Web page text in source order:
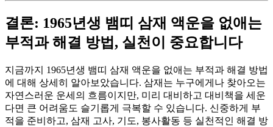
결론: 1965년생 뱀띠 삼재 액운을 없애는
부적과 해결 방법, 실천이 중요합니다
지금까지 1965년생 뱀띠 삼재 액운을 없애는 부적과 해결 방법
에 대해 상세히 알아보았습니다. 삼재는 누구에게나 찾아오는
자연스러운 운세의 흐름이지만, 미리 대비하고 대비책을 세운
다면 큰 어려움도 슬기롭게 극복할 수 있습니다. 신중하게 부
적을 준비하고, 삼재 고사, 기도, 봉사활동 등 실천적인 해결 방